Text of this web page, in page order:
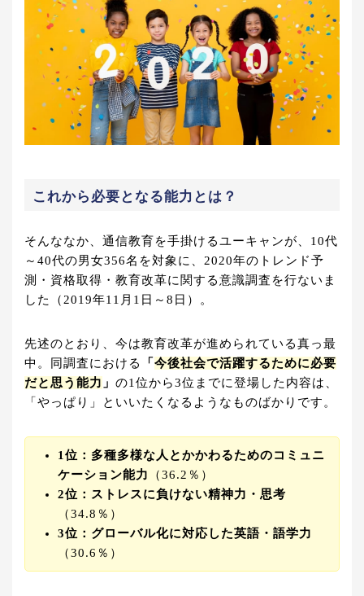
これから必要となる能力とは？
そんななか、通信教育を手掛けるユーキャンが、10代
～40代の男女356名を対象に、2020年のトレンド予
測・資格取得・教育改革に関する意識調査を行ないま
した（2019年11月1日～8日）。
先述のとおり、今は教育改革が進められている真っ最
中。同調査における
「 今後社会で活躍するために必要
だと思う能力 」 の1位から3位までに登場した内容は、
「やっぱり」といいたくなるようなものばかりです。
1位：多種多様な人とかかわるためのコミュニ
ケーション能力
（36.2％）
2位：ストレスに負けない精神力・思考
（34.8％）
3位：グローバル化に対応した英語・語学力
（30.6％）